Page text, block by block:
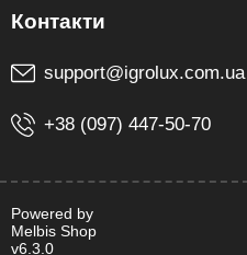
support@igrolux.com.ua
+38 (097) 447-50-70
Powered by
Melbis Shop
v6.3.0